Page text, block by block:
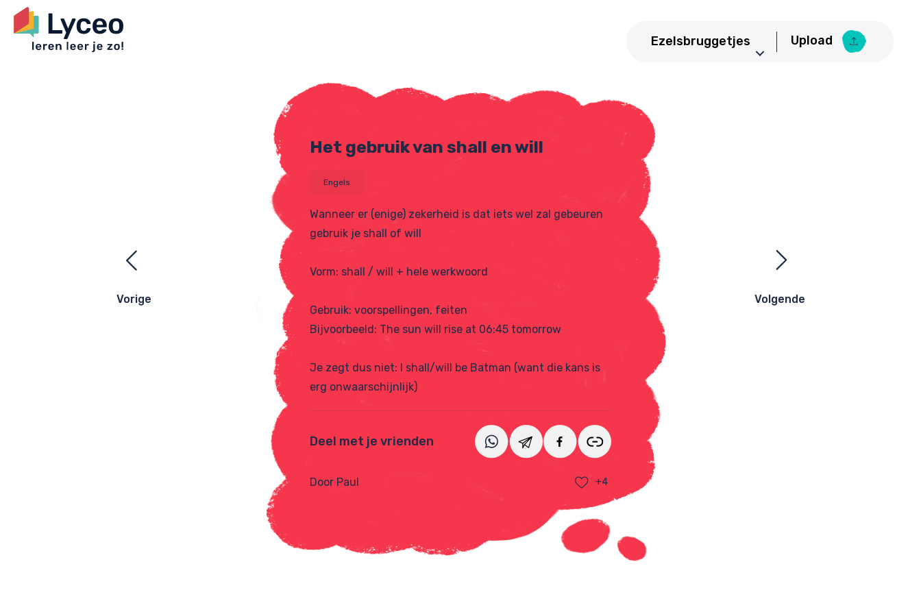
Ezelsbruggetjes
Aardrijkskunde
Basisschool
Economie
Engels
Frans
Geneeskunde
Geschiedenis
Grieks
Informatica
Latijn
Muziek
Natuurkunde
Nederlands
Overig
Scheikunde
Upload
Het gebruik van shall en will
Engels
Wanneer er (enige) zekerheid is dat iets wel zal gebeuren
gebruik je shall of will
Vorm: shall / will + hele werkwoord
Gebruik: voorspellingen, feiten
Bijvoorbeeld: The sun will rise at 06:45 tomorrow
Je zegt dus niet: I shall/will be Batman (want die kans is
erg onwaarschijnlijk)
Deel met je vrienden
Door Paul +4
Ezelsbruggetjes
navigatie
Vorige Volgende